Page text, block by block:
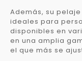
Además, su
ideales para
disponibles en
en una amplia
el que más se